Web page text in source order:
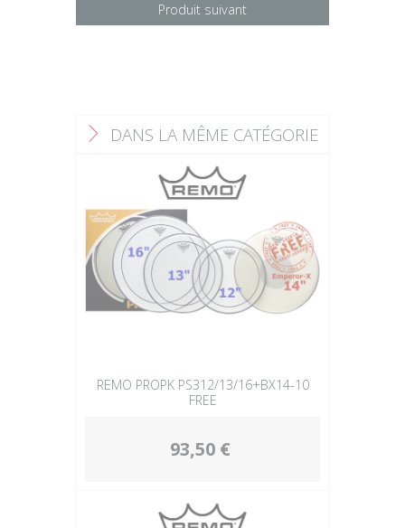
Produit suivant
F DANS LA MÊME CATÉGORIE
REMO PROPK PS312/13/16+BX14-10
FREE
93,50 €